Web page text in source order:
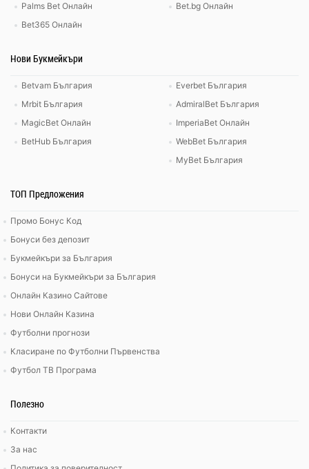
Palms Bet Онлайн
Bet365 Онлайн
Bet.bg Онлайн
Нови Букмейкъри
Betvam България
Mrbit България
MagicBet Онлайн
BetHub България
Everbet България
AdmiralBet България
ImperiaBet Онлайн
WebBet България
MyBet България
ТОП Предложения
Промо Бонус Код
Бонуси без депозит
Букмейкъри за България
Бонуси на Букмейкъри за България
Онлайн Казино Сайтове
Нови Онлайн Казина
Футболни прогнози
Класиране по Футболни Първенства
Футбол ТВ Програма
Полезно
Контакти
За нас